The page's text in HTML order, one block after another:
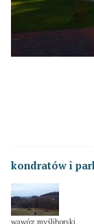
kondratów i
wąwóz myśliborski